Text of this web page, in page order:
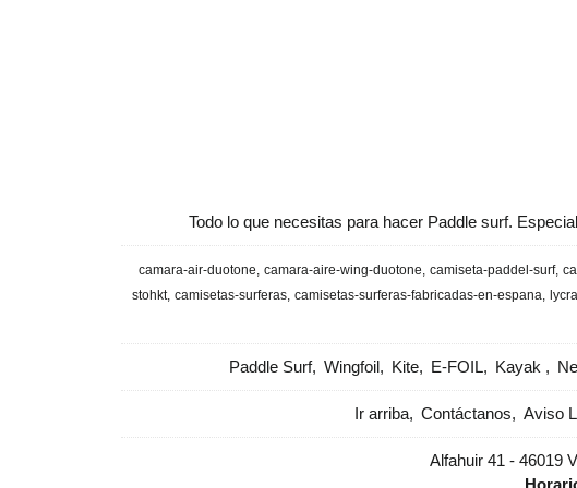
Todo lo que necesitas para hacer Paddle surf.
camara-air-duotone camara-aire-wing-duotone camiseta-paddel-surf
stohkt camisetas-surferas camisetas-surferas-fabricadas-en-espana
Paddle Surf Wingfoil Kite E-FOIL Kayak
Ir arriba Contáctanos Aviso
Alfahuir 41 - 46019